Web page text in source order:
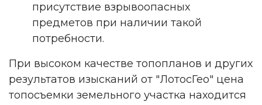
присутствие взрывоопасных
предметов при наличии такой
потребности.
При высоком качестве топопланов и других
результатов изысканий от "ЛотосГео" цена
топосъемки земельного участка находится